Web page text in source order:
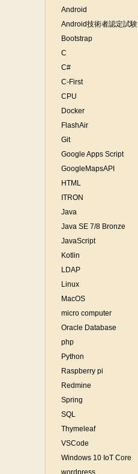
Android
Android技術者認定試験
Bootstrap
C
C#
C-First
CPU
Docker
FlashAir
Git
Google Apps Script
GoogleMapsAPI
HTML
ITRON
Java
Java SE 7/8 Bronze
JavaScript
Kotlin
LDAP
Linux
MacOS
micro computer
Oracle Database
php
Python
Raspberry pi
Redmine
Spring
SQL
Thymeleaf
VSCode
Windows 10 IoT Core
wordpress